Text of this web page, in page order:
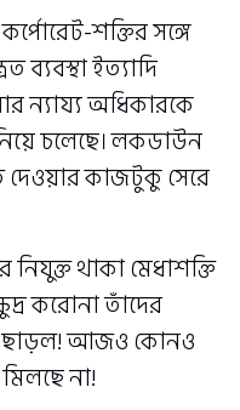
শক্তির সঙ্গে
ব্যবস্থা ইত্যাদি
ন্যায্য অধিকারকে
চলেছে। লকডাউন
দেওয়ার কাজটুকু সেরে
নিযুক্ত থাকা মেধাশক্তি
করোনা তাঁদের
ছাড়ল! আজও কোনও
না!